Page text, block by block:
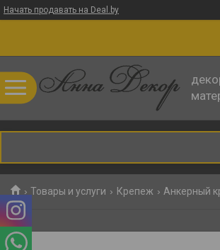
Начать продавать на Deal.by
Товары и услуги Крепеж Анкерный